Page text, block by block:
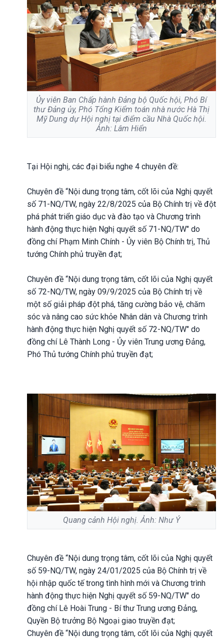
Ủy viên Ban Chấp hành Đảng bộ Quốc hội, Phó Bí
thư Đảng ủy, Phó Tổng Kiểm toán nhà nước Hà Thị
Mỹ Dung dự Hội nghị tại điểm cầu Nhà Quốc hội.
Ảnh: Lâm Hiển
Tại Hội nghị, các đại biểu nghe 4 chuyên đề:
Chuyên đề “Nội dung trọng tâm, cốt lõi của Nghị quyết
số 71-NQ/TW, ngày 22/8/2025 của Bộ Chính trị về đột
phá phát triển giáo dục và đào tạo và Chương trình
hành động thực hiện Nghị quyết số 71-NQ/TW" do
đồng chí Phạm Minh Chính - Ủy viên Bộ Chính trị, Thủ
tướng Chính phủ truyền đạt;
Chuyên đề “Nội dung trọng tâm, cốt lõi của Nghị quyết
số 72-NQ/TW, ngày 09/9/2025 của Bộ Chính trị về
một số giải pháp đột phá, tăng cường bảo vệ, chăm
sóc và nâng cao sức khỏe Nhân dân và Chương trình
hành động thực hiện Nghị quyết số 72-NQ/TW" do
đồng chí Lê Thành Long - Ủy viên Trung ương Đảng,
Phó Thủ tướng Chính phủ truyền đạt;
Quang cảnh Hội nghị. Ảnh: Như Ý
Chuyên đề “Nội dung trọng tâm, cốt lõi của Nghị quyết
số 59-NQ/TW, ngày 24/01/2025 của Bộ Chính trị về
hội nhập quốc tế trong tình hình mới và Chương trình
hành động thực hiện Nghị quyết số 59-NQ/TW" do
đồng chí Lê Hoài Trung - Bí thư Trung ương Đảng,
Quyền Bộ trưởng Bộ Ngoại giao truyền đạt;
Chuyên đề “Nội dung trọng tâm, cốt lõi của Nghị quyết